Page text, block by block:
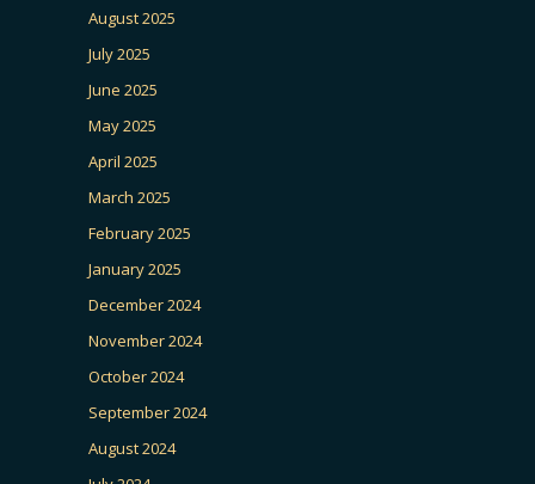
August 2025
July 2025
June 2025
May 2025
April 2025
March 2025
February 2025
January 2025
December 2024
November 2024
October 2024
September 2024
August 2024